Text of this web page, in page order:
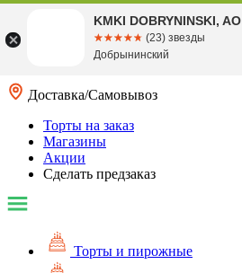
Доставка/Самовывоз
Торты на заказ
Магазины
Акции
Сделать предзаказ
Торты и пирожные
KMKI DOBRYNINSKI, AO
☆☆☆☆☆
★★★★★ (23) звезды
Добрынинский